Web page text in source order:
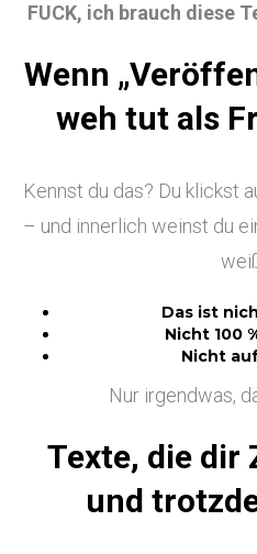
FUCK, ich brauch diese
Wenn
weh tut als
Kennst du das? Du klickst
– und innerlich weinst du
Das ist
Nicht 100
Nicht
Nur irgendwas,
Texte, die dir
und